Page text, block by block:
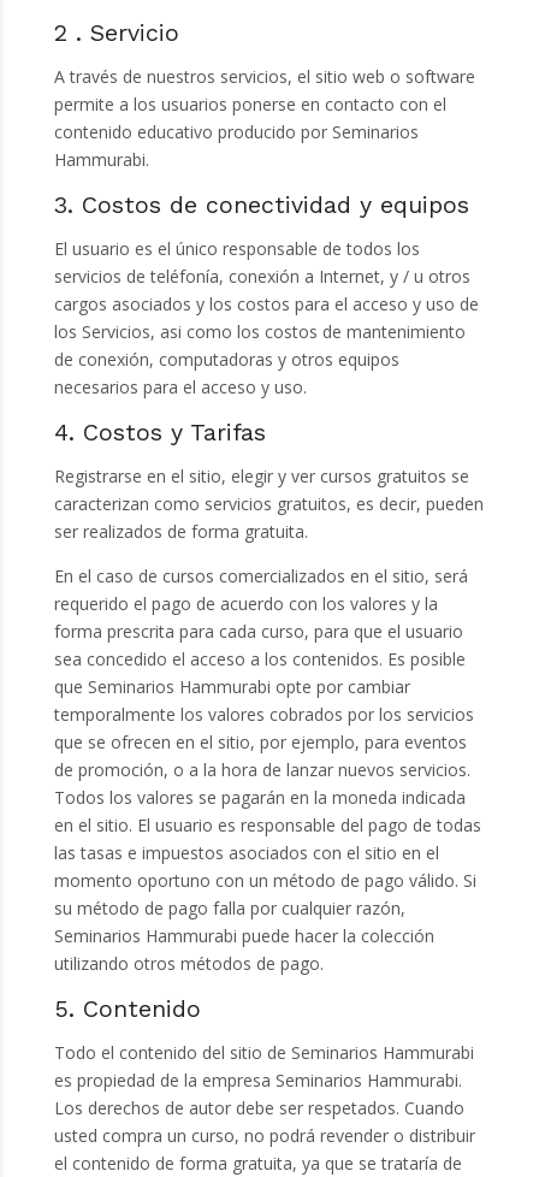
2 . Servicio
A través de nuestros servicios, el sitio web o software
permite a los usuarios ponerse en contacto con el
contenido educativo producido por Seminarios
Hammurabi.
3. Costos de conectividad y equipos
El usuario es el único responsable de todos los
servicios de teléfonía, conexión a Internet, y / u otros
cargos asociados y los costos para el acceso y uso de
los Servicios, asi como los costos de mantenimiento
de conexión, computadoras y otros equipos
necesarios para el acceso y uso.
4. Costos y Tarifas
Registrarse en el sitio, elegir y ver cursos gratuitos se
caracterizan como servicios gratuitos, es decir, pueden
ser realizados de forma gratuita.
En el caso de cursos comercializados en el sitio, será
requerido el pago de acuerdo con los valores y la
forma prescrita para cada curso, para que el usuario
sea concedido el acceso a los contenidos. Es posible
que Seminarios Hammurabi opte por cambiar
temporalmente los valores cobrados por los servicios
que se ofrecen en el sitio, por ejemplo, para eventos
de promoción, o a la hora de lanzar nuevos servicios.
Todos los valores se pagarán en la moneda indicada
en el sitio. El usuario es responsable del pago de todas
las tasas e impuestos asociados con el sitio en el
momento oportuno con un método de pago válido. Si
su método de pago falla por cualquier razón,
Seminarios Hammurabi puede hacer la colección
utilizando otros métodos de pago.
5. Contenido
Todo el contenido del sitio de Seminarios Hammurabi
es propiedad de la empresa Seminarios Hammurabi.
Los derechos de autor debe ser respetados. Cuando
usted compra un curso, no podrá revender o distribuir
el contenido de forma gratuita, ya que se trataría de